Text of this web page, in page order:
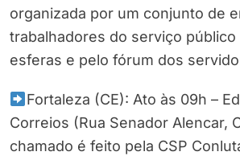
organizada por um conjunto de
trabalhadores do serviço público
esferas e pelo fórum dos
Fortaleza (CE): Ato às 09h –
Correios (Rua Senador Alencar,
chamado é feito pela CSP